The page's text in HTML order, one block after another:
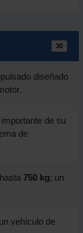
30
diseñado
de su
de
750 kg; un
vehículo de